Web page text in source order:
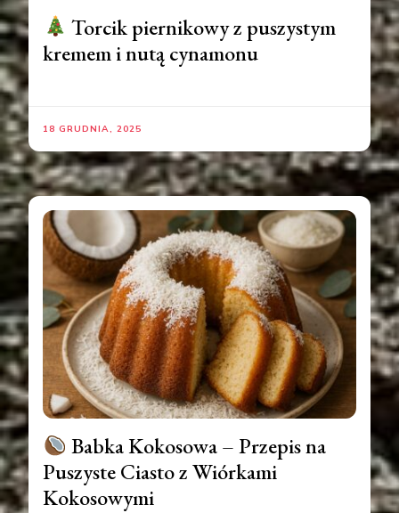
Torcik piernikowy z puszystym
kremem i nutą cynamonu
18 GRUDNIA, 2025
Babka Kokosowa – Przepis na
Puszyste Ciasto z Wiórkami
Kokosowymi